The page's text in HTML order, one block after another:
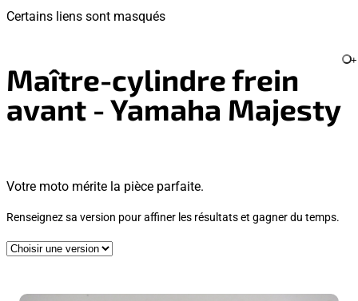
Certains liens sont masqués
Maître-cylindre frein
avant - Yamaha Majesty
+
Votre moto mérite la pièce parfaite.
Renseignez sa version pour affiner les résultats et gagner du temps.